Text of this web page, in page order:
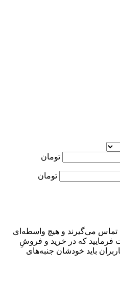
تومان
تومان
تماس می‌گیرند و هیچ واسطه‌ای
فرمایید که در خرید و فروشِ
باید خودشان جنبه‌های